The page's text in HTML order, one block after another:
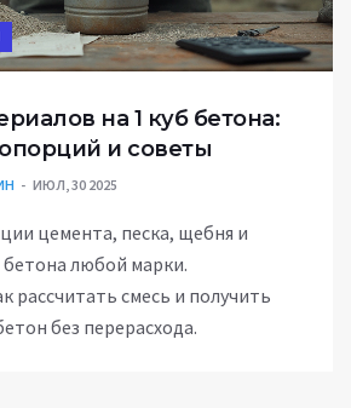
на 1 куб бетона:
и советы
ИЮЛ, 30 2025
цемента, песка, щебня и
бетона любой марки.
рассчитать смесь и получить
без перерасхода.